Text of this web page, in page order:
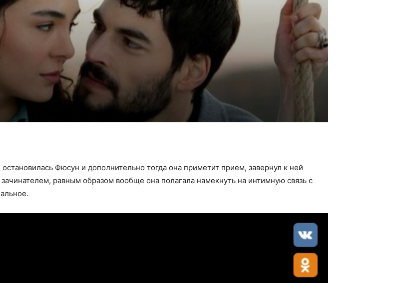
Фюсун и дополнительно тогда она приметит прием, завернул к ней
равным образом вообще она полагала намекнуть на интимную связь с